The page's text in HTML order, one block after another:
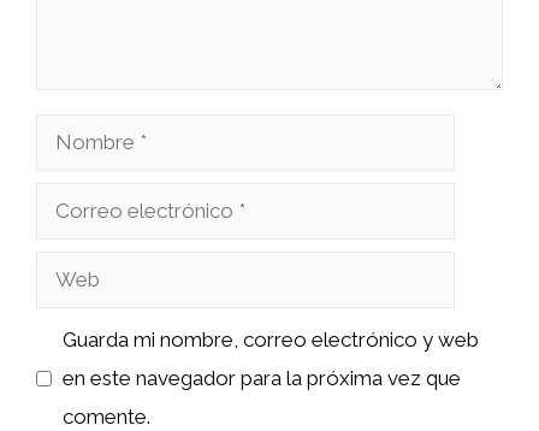
Nombre
Correo
Web
Guarda mi nombre, correo electrónico y web
en este navegador para la próxima vez que
comente.